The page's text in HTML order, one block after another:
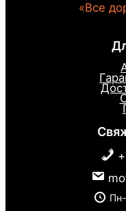
«Все